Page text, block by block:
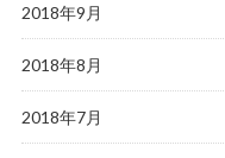
2018年9月
2018年8月
2018年7月